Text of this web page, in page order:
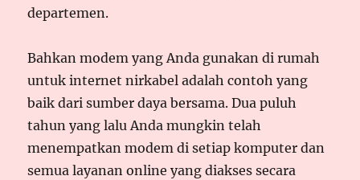
departemen.
Bahkan modem yang Anda gunakan di rumah
untuk internet nirkabel adalah contoh yang
baik dari sumber daya bersama. Dua puluh
tahun yang lalu Anda mungkin telah
menempatkan modem di setiap komputer dan
semua layanan online yang diakses secara